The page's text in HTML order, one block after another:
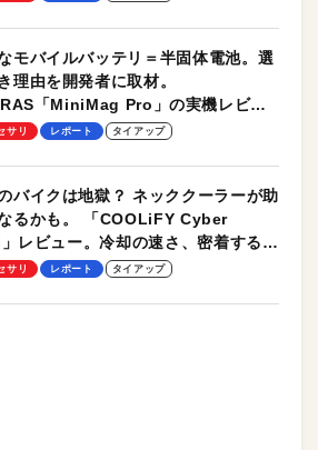
モバイルバッテリ＝半固体電池。選
理由を開発者に取材。
「MiniMag Pro」の実機レビュ
サリ レポート タイアップ
バイクは地獄？ ネッククーラーが助
るかも。 「COOLiFY Cyber
レビュー。冷却の速さ、密着する冷
ート、シンプルな操作性がグッド！
サリ レポート タイアップ